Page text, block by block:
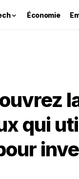
Économie
qui